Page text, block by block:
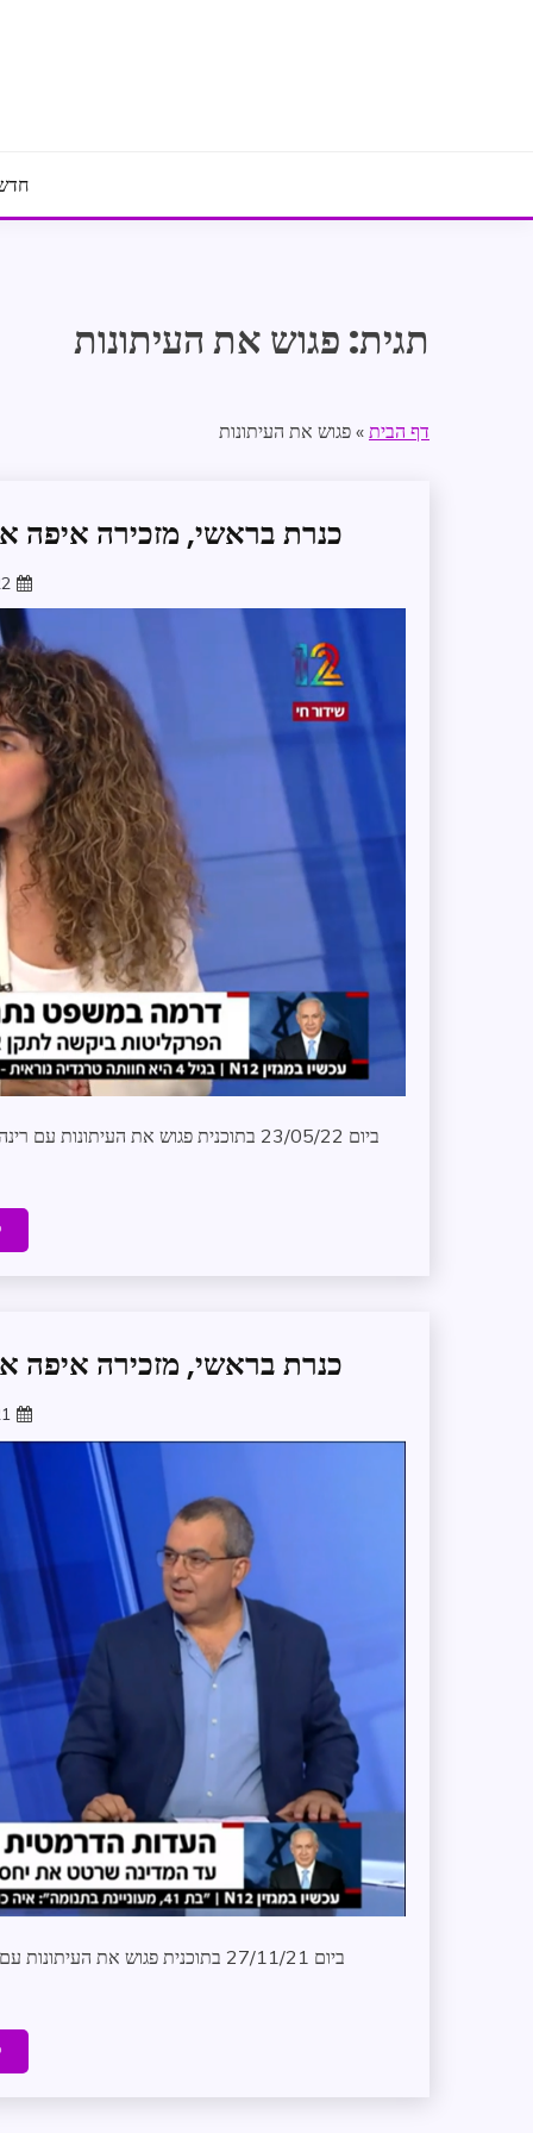
תגית: פגוש את העיתונות
דף הבית » פגוש את העיתונות
כנרת בראשי, מזכירה איפה
ביום 23/05/22 בתוכנית פגוש את
כנרת בראשי, מזכירה איפה
ביום 27/11/21 בתוכנית פגוש את